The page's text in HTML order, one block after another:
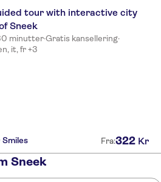
tour with interactive city
Sneek
minutter·Gratis kansellering·
it, fr +3
Smiles Fra:322 Kr
Sneek